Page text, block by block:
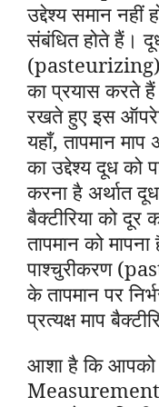
उद्देश्य समान
संबंधित होते हैं।
का प्रयास करते
रखते हुए इस
यहाँ, तापमान
का उद्देश्य दूध
करना है अर्थात
बैक्टीरिया को
तापमान को
पाश्चुरीकरण
के तापमान पर
प्रत्यक्ष माप
आशा है कि